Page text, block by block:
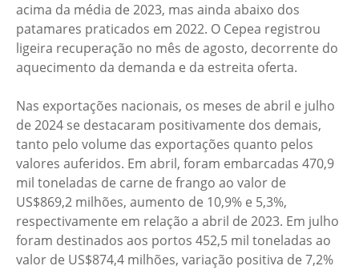
acima da média de 2023, mas ainda abaixo dos
patamares praticados em 2022. O Cepea registrou
ligeira recuperação no mês de agosto, decorrente do
aquecimento da demanda e da estreita oferta.
Nas exportações nacionais, os meses de abril e julho
de 2024 se destacaram positivamente dos demais,
tanto pelo volume das exportações quanto pelos
valores auferidos. Em abril, foram embarcadas 470,9
mil toneladas de carne de frango ao valor de
US$869,2 milhões, aumento de 10,9% e 5,3%,
respectivamente em relação a abril de 2023. Em julho
foram destinados aos portos 452,5 mil toneladas ao
valor de US$874,4 milhões, variação positiva de 7,2%